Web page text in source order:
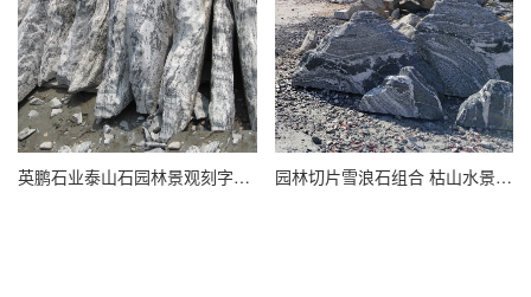
英鹏石业泰山石园林景观刻字石 企业单位门牌石雪浪石 园林切片雪浪石组合 枯山水景庭院造景泰山石